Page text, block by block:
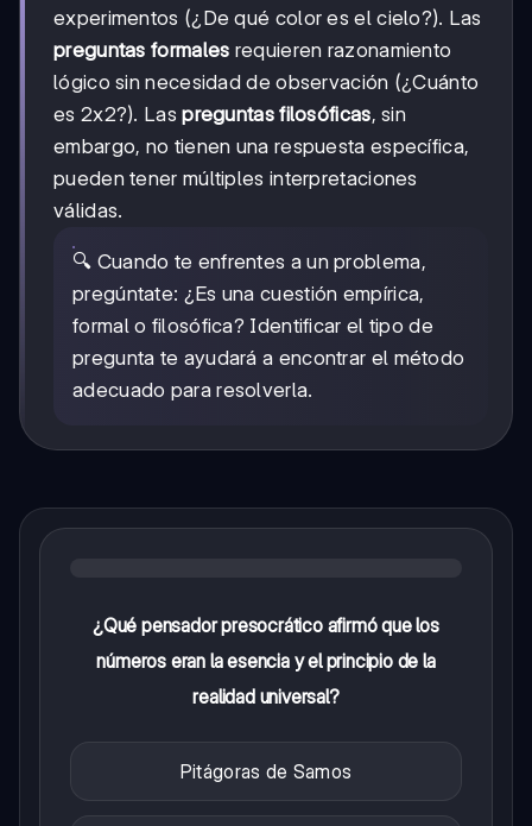
experimentos (¿De qué color es el cielo?). Las
preguntas formales requieren razonamiento
lógico sin necesidad de observación (¿Cuánto
es 2x2?). Laspreguntas filosóficas, sin
embargo, no tienen una respuesta específica,
pueden tener múltiples interpretaciones
válidas.
🔍 Cuando te enfrentes a un problema,
pregúntate: ¿Es una cuestión empírica,
formal o filosófica? Identificar el tipo de
pregunta te ayudará a encontrar el método
adecuado para resolverla.
¿Qué pensador presocrático afirmó que los
números eran la esencia y el principio de la
realidad universal?
Pitágoras de Samos